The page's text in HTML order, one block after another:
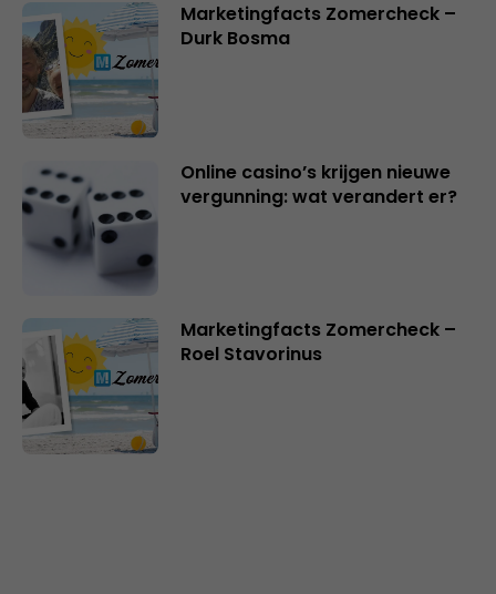
Marketingfacts Zomercheck –
Durk Bosma
Online casino’s krijgen nieuwe
vergunning: wat verandert er?
Marketingfacts Zomercheck –
Roel Stavorinus